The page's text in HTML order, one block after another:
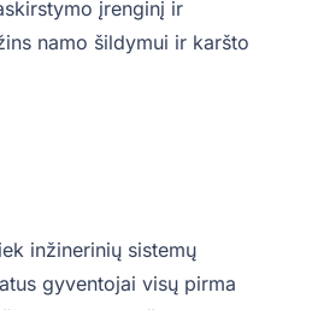
įrenginį ir
namo šildymui ir karšto
inžinerinių sistemų
gyventojai visų pirma